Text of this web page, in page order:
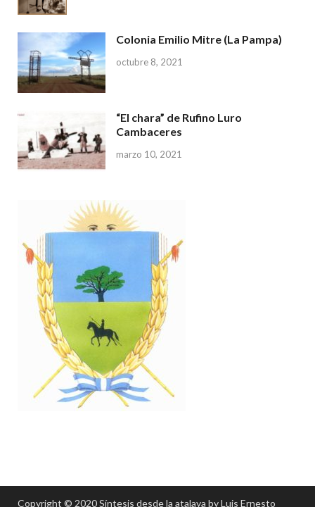
Colonia Emilio Mitre (La Pampa)
octubre 8, 2021
“El chara” de Rufino Luro
Cambaceres
marzo 10, 2021
Copyright © 2020 Síntesis desde la atalaya by Luis Ernesto